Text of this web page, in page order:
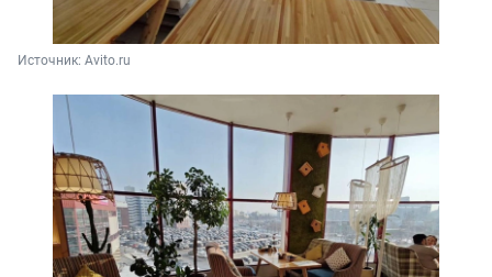
Источник: Avito.ru